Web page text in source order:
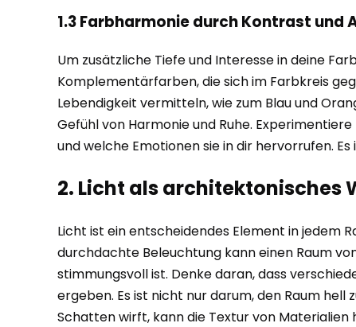
1.3 Farbharmonie durch Kontrast und
Um zusätzliche Tiefe und Interesse in deine
Komplementärfarben, die sich im Farbkreis
Lebendigkeit vermitteln, wie zum Blau und
Gefühl von Harmonie und Ruhe.
und welche Emotionen sie in dir hervorrufen.
2. Licht als architektonisches
Licht ist ein entscheidendes Element in jedem
durchdachte Beleuchtung kann einen Raum
stimmungsvoll ist. Denke daran, dass
ergeben. Es ist nicht nur darum, den Raum
Schatten wirft, kann die Textur von